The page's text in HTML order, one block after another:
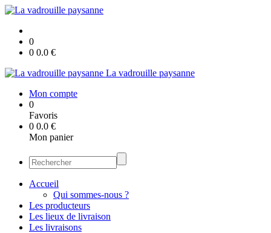
0
0 0.0 €
La vadrouille paysanne
Mon compte
0
Favoris
0 0.0 €
Mon panier
Accueil
Qui sommes-nous ?
Les producteurs
Les lieux de livraison
Les livraisons